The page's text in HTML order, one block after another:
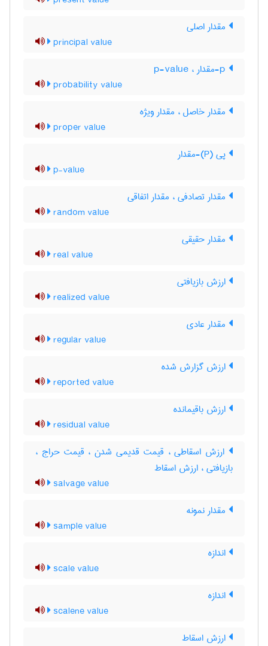
مقدار اصلی
principal value
probability value
مقدار خاصل ، مقدار ویژه
proper value
پی (P)-مقدار
p-value
مقدار تصادفی ، مقدار اتفاقی
random value
مقدار حقیقی
real value
ارزش بازیافتی
realized value
مقدار عادی
regular value
ارزش گزارش شده
reported value
ارزش باقیمانده
residual value
ارزش اسقاطی ، قیمت قدیمی شدن ، قیمت حراج ،
بازیافتی ، ارزش اسقاط
salvage value
مقدار نمونه
sample value
اندازه
scale value
اندازه
scalene value
ارزش اسقاط